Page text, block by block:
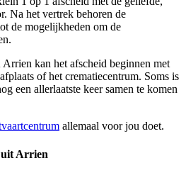
Na het vertrek behoren de
de mogelijkheden om de
kan het afscheid beginnen met
of het crematiecentrum. Soms is
een allerlaatste keer samen te komen
allemaal voor jou doet.
Arrien